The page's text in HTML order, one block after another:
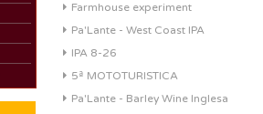
Farmhouse experiment
Pa'Lante - West Coast IPA
IPA 8-26
5ª MOTOTURISTICA
Pa'Lante - Barley Wine Inglesa